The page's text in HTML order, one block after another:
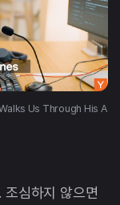
Us Through His A
심하지 않으면